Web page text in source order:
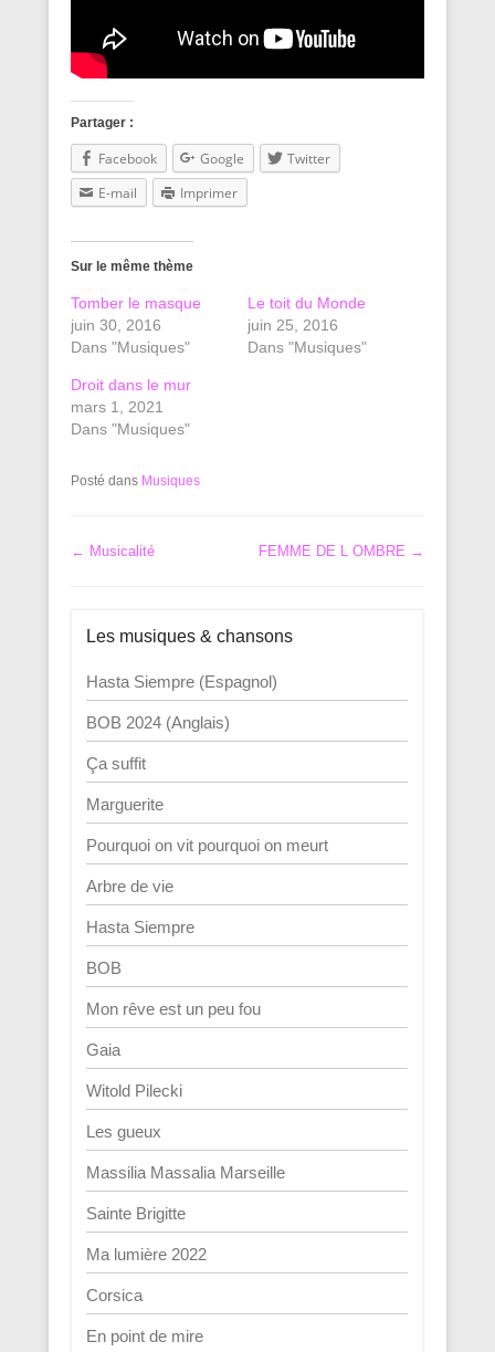
Partager :
Facebook Google
Twitter
E-mail
Imprimer
Sur le même thème
Tomber le masque
juin 30, 2016
Dans "Musiques"
Le toit du Monde
juin 25, 2016
Dans "Musiques"
Droit dans le mur
mars 1, 2021
Dans "Musiques"
Posté dans Musiques
Navigation dans les articles
← Musicalité FEMME DE L OMBRE →
Les musiques & chansons
Hasta Siempre (Espagnol)
BOB 2024 (Anglais)
Ça suffit
Marguerite
Pourquoi on vit pourquoi on meurt
Arbre de vie
Hasta Siempre
BOB
Mon rêve est un peu fou
Gaia
Witold Pilecki
Les gueux
Massilia Massalia Marseille
Sainte Brigitte
Ma lumière 2022
Corsica
En point de mire